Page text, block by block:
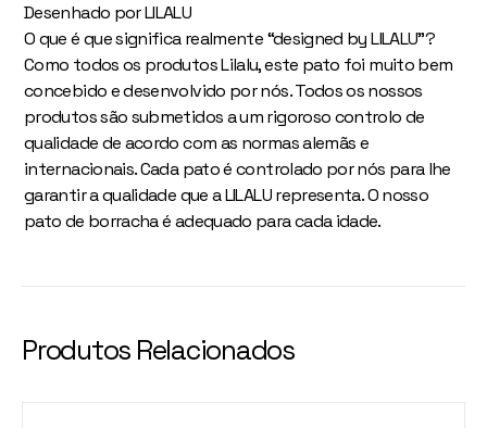
Desenhado por LILALU
O que é que significa realmente “designed by LILALU”?
Como todos os produtos Lilalu, este pato foi muito bem
concebido e desenvolvido por nós. Todos os nossos
produtos são submetidos a um rigoroso controlo de
qualidade de acordo com as normas alemãs e
internacionais. Cada pato é controlado por nós para lhe
garantir a qualidade que a LILALU representa. O nosso
pato de borracha é adequado para cada idade.
Produtos Relacionados